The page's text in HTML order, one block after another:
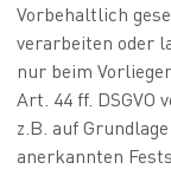
Vorbehaltlich
verarbeiten oder
nur beim
Art. 44 ff. DSGVO
z.B. auf
anerkannten